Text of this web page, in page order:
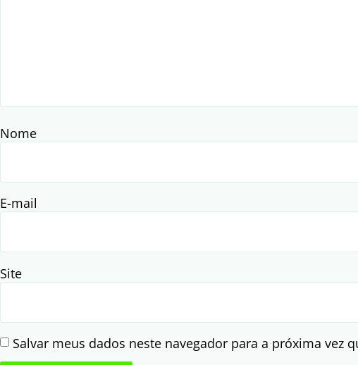
Nome
E-mail
Site
Salvar meus dados neste navegador para a próxima vez